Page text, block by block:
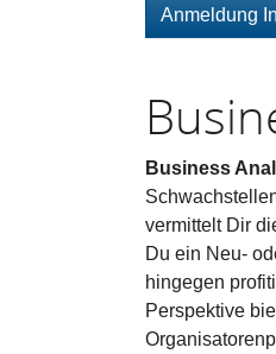
Anmeldung
Business
vermittelt Dir
Du ein Neu-
hingegen
Perspektive